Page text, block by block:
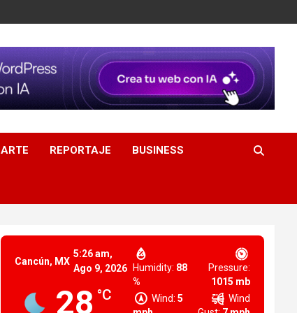
ARTE REPORTAJE BUSINESS
Cancún, MX
5:26 am,
Ago 9, 2026
28 °C
Humidity: 88
%
Pressure:
1015 mb
Wind: 5
Wind